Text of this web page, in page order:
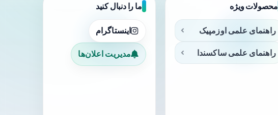
محصولات ویژه
راهنمای علمی اوزمپیک
راهنمای علمی ساکسندا
ما را دنبال کنید
اینستاگرام
مدیریت اعلان‌ها